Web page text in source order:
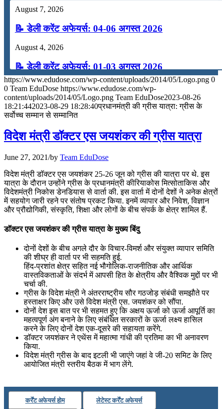
August 7, 2026
📝 डेली करेंट अफेयर्स: 04-06 अगस्त 2026
August 4, 2026
📝 डेली करेंट अफेयर्स: 01-03 अगस्त 2026
July 31, 2026
📝 डेली करेंट अफेयर्स: 28-31 जुलाई 2026
📝 डेली करेंट अफेयर्स: 25-27 जुलाई 2026
July 25, 2026
📝 डेली करेंट अफेयर्स: 22-24 जुलाई 2026
July 22, 2026
📝 डेली करेंट अफेयर्स: 16-18 जुलाई 2026
https://www.edudose.com/wp-content/uploads/2014/05/Logo.png 0
0 Team EduDose https://www.edudose.com/wp-
content/uploads/2014/05/Logo.png Team EduDose2023-08-26
18:21:442023-08-29 18:28:40प्रधानमंत्री की ग्रीस यात्रा: ग्रीस के
सर्वोच्च सम्मान से सम्मानित
विदेश मंत्री डॉक्‍टर एस जयशंकर की ग्रीस यात्रा
June 27, 2021/by Team EduDose
विदेश मंत्री डॉक्‍टर एस जयशंकर 25-26 जून को ग्रीस की यात्रा पर थे. इस
यात्रा के दौरान उन्होंने ग्रीस के प्रधानमंत्री कीरियाकोस मित्सोताकिस और
विदेशमंत्री निकोस डेनडियास से वार्ता की. इस वार्ता में दोनों देशों ने अनेक क्षेत्रों
में सहयोग जारी रहने पर संतोष प्रकट किया. इनमें व्यापार और निवेश, विज्ञान
और प्रौद्योगिकी, संस्‍कृति, शिक्षा और लोगों के बीच संपर्क के क्षेत्र शामिल हैं.
डॉक्‍टर एस जयशंकर की ग्रीस यात्रा के मुख्य बिंदु
दोनों देशों के बीच अगले दौर के विचार-विमर्श और संयुक्‍त व्‍यापार समिति
की शीघ्र ही वार्ता पर भी सहमति हुई.
हिंद-प्रशांत क्षेत्र सहित नई भौगोलिक-राजनीतिक और आर्थिक
वास्‍तविकताओं के संदर्भ में आपसी हित के क्षेत्रीय और वैश्विक मुद्दों पर भी
चर्चा की.
ग्रीस के विदेश मंत्री ने अंतरराष्‍ट्रीय सौर गठजोड़ संबंधी समझौते पर
हस्‍ताक्षर किए और उसे विदेश मंत्री एस. जयशंकर को सौंपा.
दोनों देश इस बात पर भी सहमत हुए कि अक्षय ऊर्जा को ऊर्जा आपूर्ति का
महत्‍वपूर्ण अंग बनाने के लिए संबंधित सरकारों के ऊर्जा लक्ष्‍य हासिल
करने के लिए दोनों देश एक-दूसरे की सहायता करेंगे.
डॉक्‍टर जयशंकर ने एथेंस में महात्‍मा गांधी की प्रतिमा का भी अनावरण
किया.
विदेश मंत्री ग्रीस के बाद इटली भी जाएंगे जहां वे जी-20 समिट के लिए
आयोजित मंत्री स्‍तरीय बैठक में भाग लेंगे.
कर्रेंट अफेयर्स होम लेटेस्ट कर्रेंट अफेयर्स